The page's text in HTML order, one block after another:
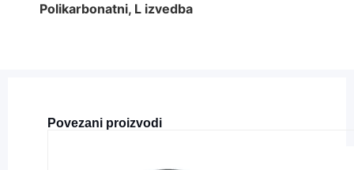
Polikarbonatni, L izvedba
Povezani proizvodi